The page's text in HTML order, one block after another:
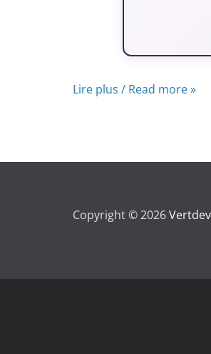
Lire plus / Read more »
Copyright © 2026